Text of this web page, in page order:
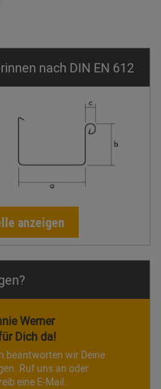
nach DIN EN 612
anzeigen
Werner
Dich da!
beantworten wir Deine
Ruf uns an oder
eine E-Mail.